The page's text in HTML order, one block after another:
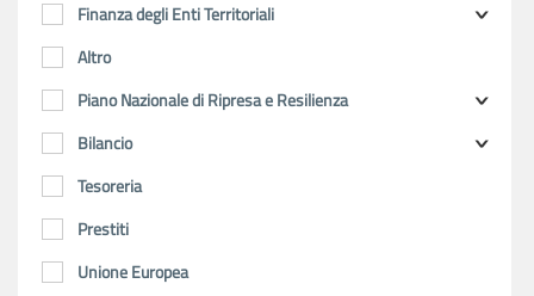
Finanza degli Enti Territoriali
Altro
Piano Nazionale di Ripresa e Resilienza
Bilancio
Tesoreria
Prestiti
Unione Europea